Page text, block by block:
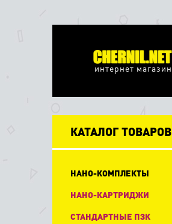
интернет магазин
КАТАЛОГ ТОВАРОВ
НАНО-КОМПЛЕКТЫ
НАНО-КАРТРИДЖИ
СТАНДАРТНЫЕ ПЗК